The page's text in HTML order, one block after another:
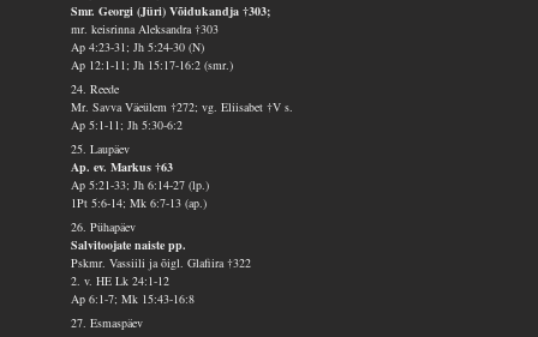
Smr. Georgi (Jüri) Võidukandja †303;
mr. keisrinna Aleksandra †303
Ap 4:23-31; Jh 5:24-30 (N)
Ap 12:1-11; Jh 15:17-16:2 (smr.)
24. Reede
Mr. Savva Väeülem †272; vg. Eliisabet †V s.
Ap 5:1-11; Jh 5:30-6:2
25. Laupäev
Ap. ev. Markus †63
Ap 5:21-33; Jh 6:14-27 (lp.)
1Pt 5:6-14; Mk 6:7-13 (ap.)
26. Pühapäev
Salvitoojate naiste pp.
Pskmr. Vassiili ja õigl. Glafiira †322
2. v. HE Lk 24:1-12
Ap 6:1-7; Mk 15:43-16:8
27. Esmaspäev